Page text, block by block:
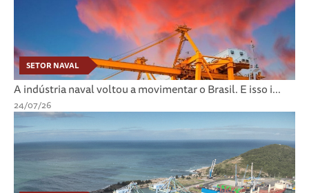
SETOR NAVAL
A indústria naval voltou a movimentar o Brasil. E isso i...
24/07/26